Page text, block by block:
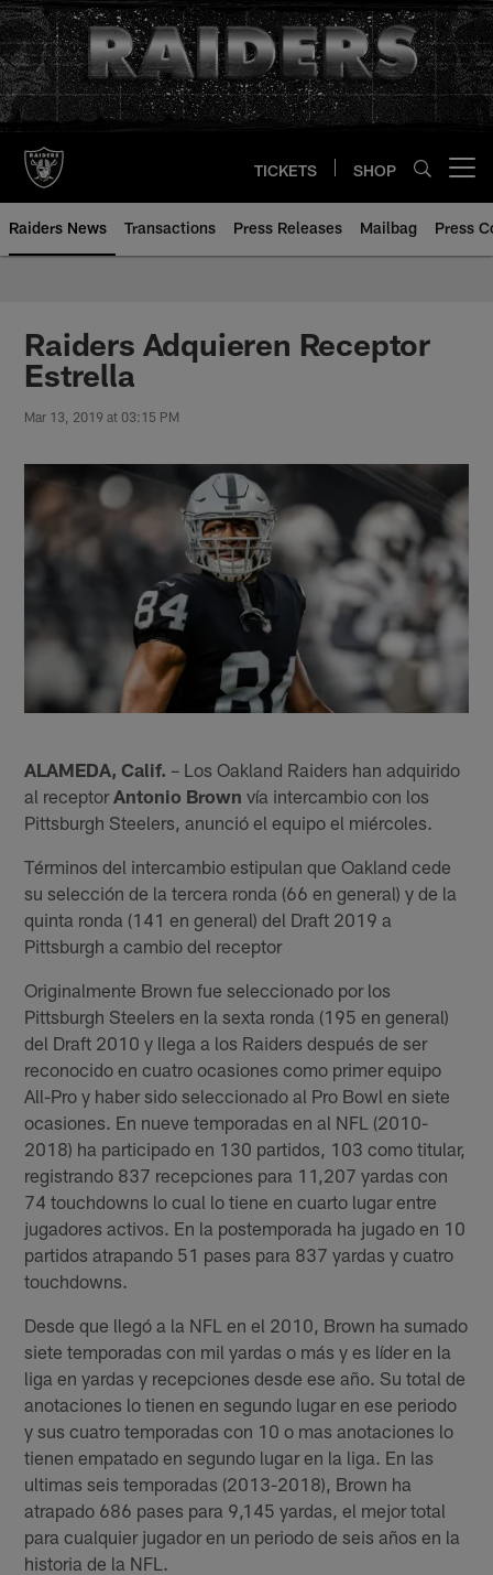
Skip
to
main
content
TICKETS SHOP
Raiders News Transactions Press Releases Mailbag Press
Raiders Adquieren Receptor
Estrella
Mar 13, 2019 at 03:15 PM
ALAMEDA, Calif. – Los Oakland Raiders han adquirido
al receptor Antonio Brown vía intercambio con los
Pittsburgh Steelers, anunció el equipo el miércoles.
Términos del intercambio estipulan que Oakland cede
su selección de la tercera ronda (66 en general) y de la
quinta ronda (141 en general) del Draft 2019 a
Pittsburgh a cambio del receptor
Originalmente Brown fue seleccionado por los
Pittsburgh Steelers en la sexta ronda (195 en general)
del Draft 2010 y llega a los Raiders después de ser
reconocido en cuatro ocasiones como primer equipo
All-Pro y haber sido seleccionado al Pro Bowl en siete
ocasiones. En nueve temporadas en al NFL (2010-
2018) ha participado en 130 partidos, 103 como titular,
registrando 837 recepciones para 11,207 yardas con
74 touchdowns lo cual lo tiene en cuarto lugar entre
jugadores activos. En la postemporada ha jugado en 10
partidos atrapando 51 pases para 837 yardas y cuatro
touchdowns.
Desde que llegó a la NFL en el 2010, Brown ha sumado
siete temporadas con mil yardas o más y es líder en la
liga en yardas y recepciones desde ese año. Su total de
anotaciones lo tienen en segundo lugar en ese periodo
y sus cuatro temporadas con 10 o mas anotaciones lo
tienen empatado en segundo lugar en la liga. En las
ultimas seis temporadas (2013-2018), Brown ha
atrapado 686 pases para 9,145 yardas, el mejor total
para cualquier jugador en un periodo de seis años en la
historia de la NFL.